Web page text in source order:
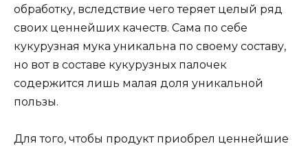
обработку, вследствие чего теряет целый ряд
своих ценнейших качеств. Сама по себе
кукурузная мука уникальна по своему составу,
но вот в составе кукурузных палочек
содержится лишь малая доля уникальной
пользы.
Для того, чтобы продукт приобрел ценнейшие